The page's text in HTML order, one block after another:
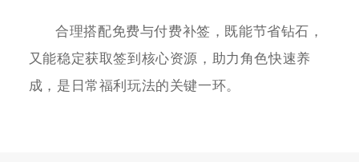
合理搭配免费与付费补签，既能节省钻石，
又能稳定获取签到核心资源，助力角色快速养
成，是日常福利玩法的关键一环。